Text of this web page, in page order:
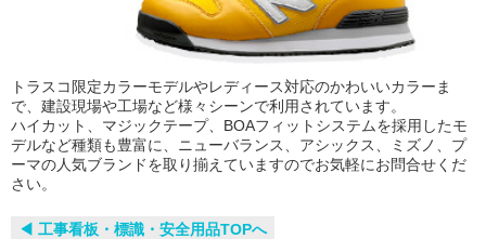
トラスコ限定カラーモデルやレディース対応のかわいいカラーま
で、建設現場や工場など様々シーンで利用されています。
ハイカット、マジックテープ、BOAフィットシステムを採用したモ
デルなど種類も豊富に、ニューバランス、アシックス、ミズノ、プ
ーマの人気ブランドを取り揃えていますのでお気軽にお問合せくだ
さい。
◀︎ 工事看板・標識・安全用品TOPへ